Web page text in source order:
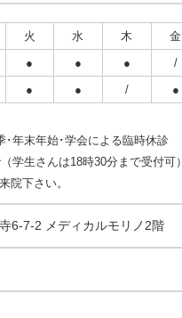
火 水 木 金
● ● ● /
● ● / ●
･年末年始･学会による臨時休診
学生さんは18時30分まで受付可）
院下さい。
6-7-2 メディカルモリノ2階